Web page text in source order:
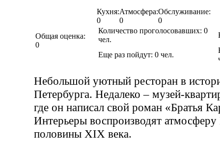
Общая оценка:
0
Кухня:
0
Атмосфера:
0
Обслуживание:
0
Количество проголосовавших: 0
чел.
Еще раз пойдут: 0 чел.
Небольшой уютный ресторан в
Петербурга. Недалеко – музей-
где он написал свой роман «Братья
Интерьеры воспроизводят атмосферу
половины XIX века.